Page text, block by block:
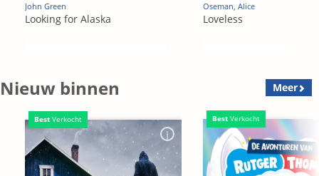
John Green
Looking for Alaska
Oseman, Alice
Loveless
Nieuw binnen Meer
Best Verkocht Best Verkocht